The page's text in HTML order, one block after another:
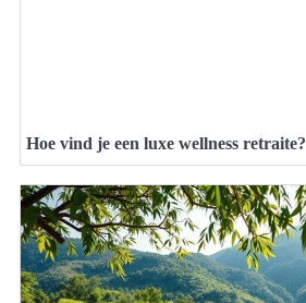
Hoe vind je een luxe wellness retraite?